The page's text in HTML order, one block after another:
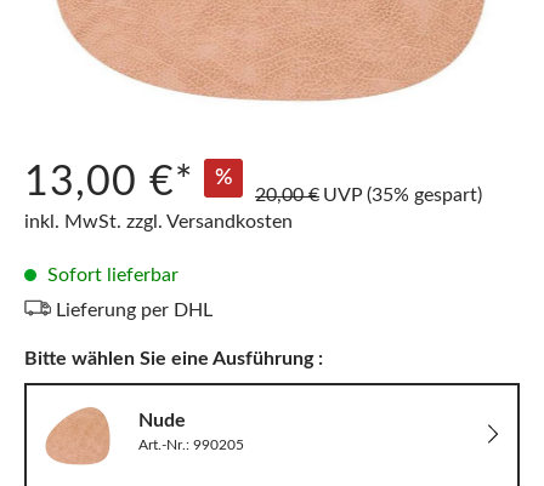
13,00 €* %
20,00 € UVP (35% gespart)
inkl. MwSt. zzgl. Versandkosten
Sofort lieferbar
Lieferung per DHL
Bitte wählen Sie eine Ausführung :
Nude
Art.-Nr.: 990205